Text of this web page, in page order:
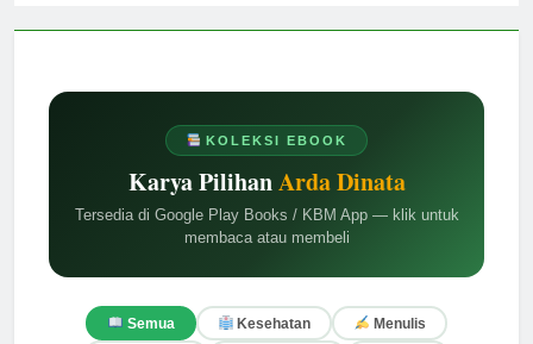
KOLEKSI EBOOK
Karya PilihanArda Dinata
Tersedia di Google Play Books / KBM App — klik untuk
membaca atau membeli
Semua Kesehatan Menulis